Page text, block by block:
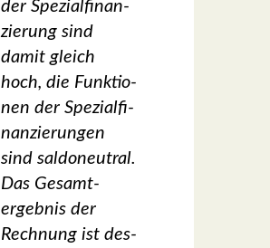
der Spe­zi­al­fi­nan­
zie­rung sind
damit gleich
hoch, die Funk­tio­
nen der Spe­zi­al­fi­
nan­zie­run­gen
sind sal­do­neu­tral.
Das Gesamt­
ergeb­nis der
Rech­nung ist des­